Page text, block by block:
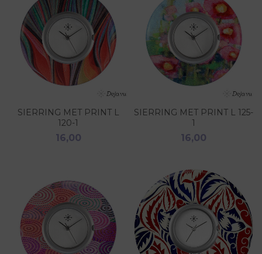
SIERRING MET PRINT L
120-1
16,00
SIERRING MET PRINT L 125-
1
16,00